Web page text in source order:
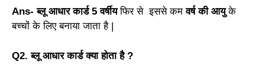
Ans- ब्लू आधार कार्ड 5 वर्षीयफिर से इससे कम वर्ष की आयुके
बच्चों के लिए बनाया जाता है |
Q2. ब्लू आधार कार्ड क्या होता है ?